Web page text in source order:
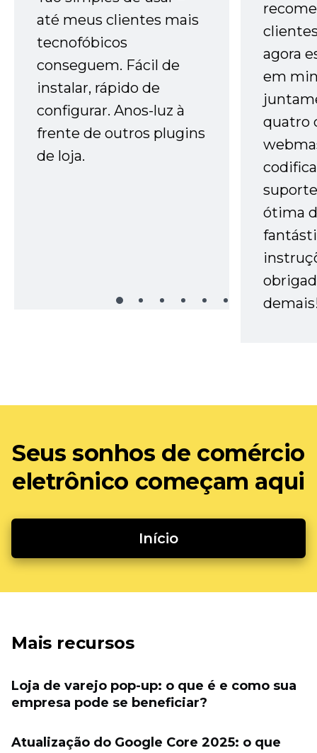
até meus clientes mais
tecnofóbicos
conseguem. Fácil de
instalar, rápido de
configurar. Anos-luz à
frente de outros plugins
de loja.
agora
em
quatro
ótima
Seus sonhos de comércio
eletrônico começam aqui
Início
Mais recursos
Loja de varejo pop-up: o que é e como sua
empresa pode se beneficiar?
Atualização do Google Core 2025: o que